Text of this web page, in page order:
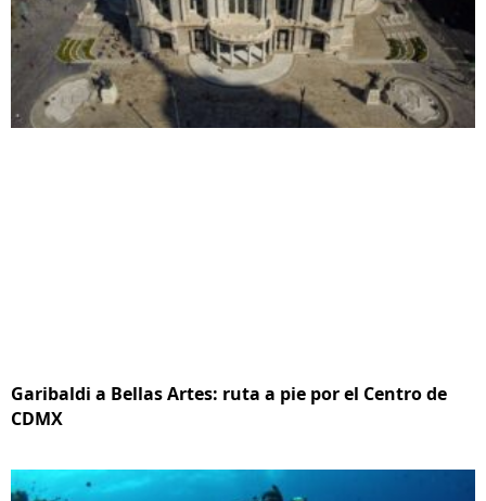
Garibaldi a Bellas Artes: ruta a pie por el Centro de
CDMX